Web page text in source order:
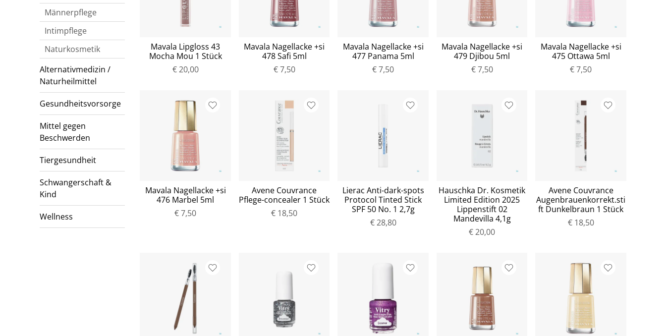
Männerpflege
Intimpflege
Naturkosmetik
Alternativmedizin /
Naturheilmittel
Gesundheitsvorsorge
Mittel gegen
Beschwerden
Tiergesundheit
Schwangerschaft &
Kind
Wellness
Mavala Lipgloss 43
Mocha Mou 1 Stück
€ 20,00
Mavala Nagellacke +si
478 Safi 5ml
€ 7,50
Mavala Nagellacke +si
477 Panama 5ml
€ 7,50
Mavala Nagellacke +si
479 Djibou 5ml
€ 7,50
Mavala Nagellacke +si
475 Ottawa 5ml
€ 7,50
Mavala Nagellacke +si
476 Marbel 5ml
€ 7,50
Avene Couvrance
Pflege-concealer 1 Stück
€ 18,50
Lierac Anti-dark-spots
Protocol Tinted Stick
SPF 50 No. 1 2,7g
€ 28,80
Hauschka Dr. Kosmetik
Limited Edition 2025
Lippenstift 02
Mandevilla 4,1g
€ 20,00
Avene Couvrance
Augenbrauenkorrekt.sti
ft Dunkelbraun 1 Stück
€ 18,50